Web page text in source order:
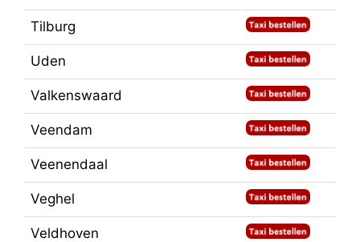
Tilburg
Uden
Valkenswaard
Veendam
Veenendaal
Veghel
Veldhoven